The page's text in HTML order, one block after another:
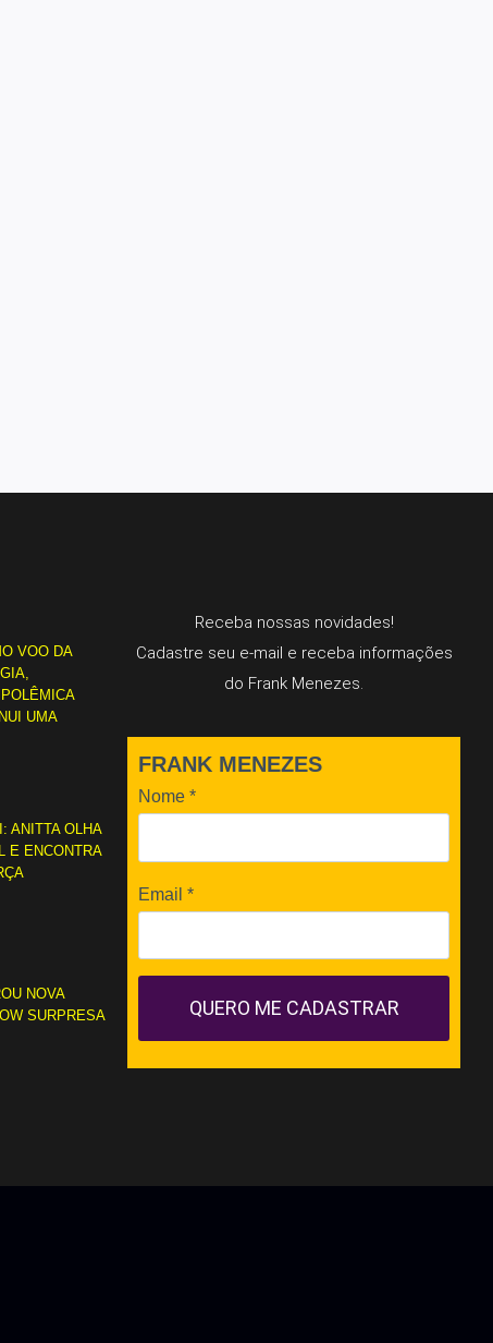
VOO DA
UMA
ANITTA OLHA
E ENCONTRA
NOVA
SURPRESA
Receba nossas novidades!
Cadastre seu e-mail e receba informações
do Frank Menezes.
FRANK MENEZES
Nome *
Email *
QUERO ME CADASTRAR